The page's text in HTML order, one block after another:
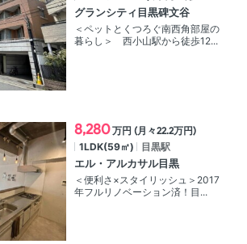
グランシティ目黒碑文谷
＜ペットとくつろぐ南西角部屋の
暮らし＞ 西小山駅から徒歩12...
8,280 万円 (月々22.2万円)
1LDK(59㎡)
目黒駅
エル・アルカサル目黒
＜便利さ×スタイリッシュ＞2017
年フルリノベーション済！目...